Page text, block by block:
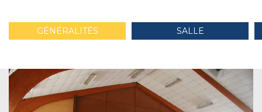
GÉNÉRALITÉS SALLE